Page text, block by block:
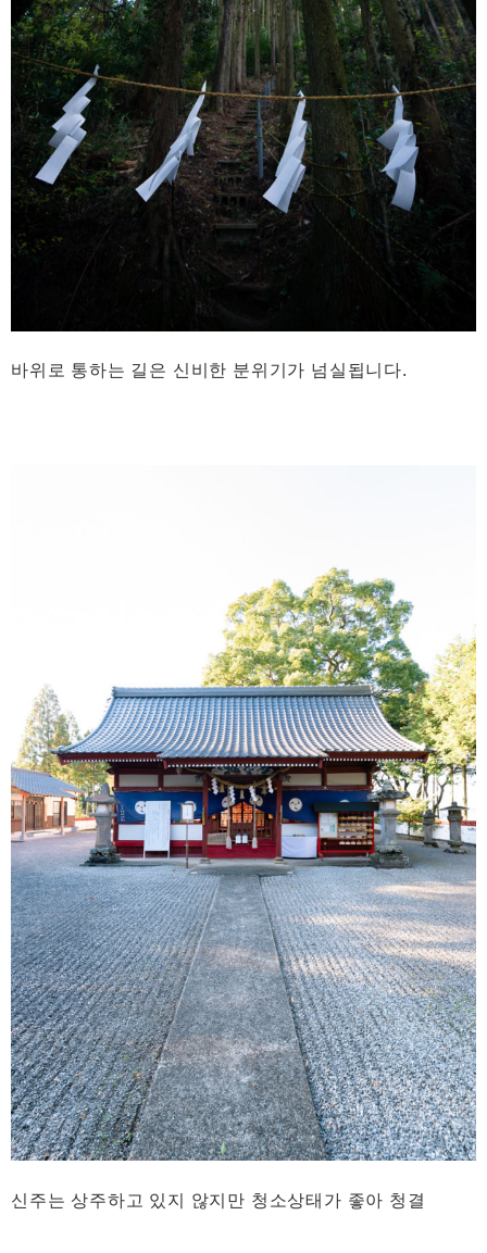
바위로 통하는 길은 신비한 분위기가 넘실됩니다.
신주는 상주하고 있지 않지만 청소상태가 좋아 청결